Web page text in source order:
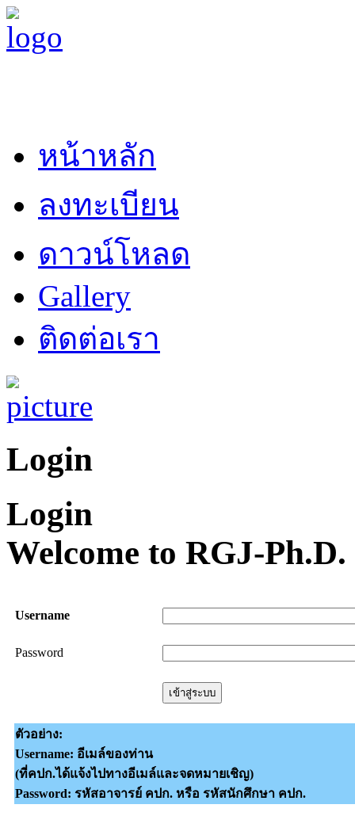
หน้าหลัก
ลงทะเบียน
ดาวน์โหลด
Gallery
ติดต่อเรา
Login
Login
Welcome to RGJ-Ph.D.
Username
Password
ตัวอย่าง:
Username: อีเมล์ของท่าน
(ที่คปก.ได้แจ้งไปทางอีเมล์และจดหมายเชิญ)
Password: รหัสอาจารย์ คปก. หรือ รหัสนักศึกษา คปก.